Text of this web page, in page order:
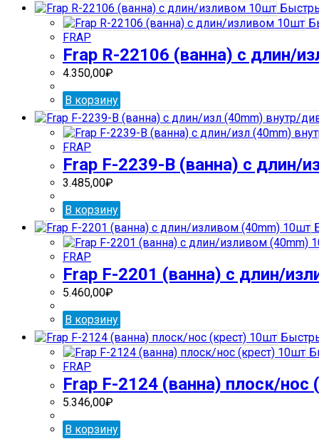
FRAP
Frap R-22106 (ванна) с длин/
4.350,00₽
В корзину
FRAP
Frap F-2239-В (ванна) с длин/
3.485,00₽
В корзину
FRAP
Frap F-2201 (ванна) с длин/
5.460,00₽
В корзину
FRAP
Frap F-2124 (ванна) плоск/нос
5.346,00₽
В корзину